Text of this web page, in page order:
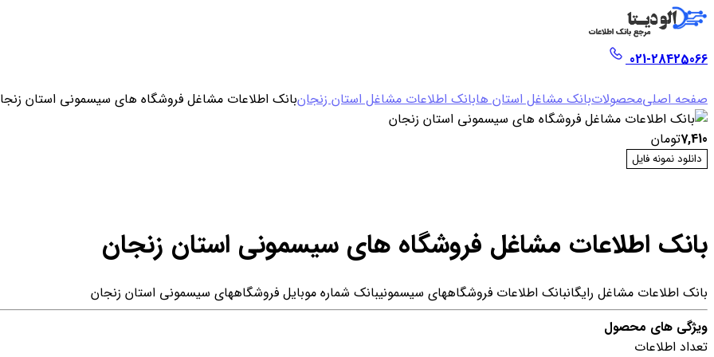
021-28425066
صفحه اصلیمحصولاتبانک مشاغل استان هابانک اطلاعات مشاغل استان زنجانبانک اطلاعات مشاغل فروشگاه های سیسمونی استان
7,410تومان
دانلود نمونه فایل
بانک اطلاعات مشاغل فروشگاه های سیسمونی استان زنجان
بانک اطلاعات مشاغل رایگانبانک اطلاعات فروشگاههای سیسمونیبانک شماره موبایل فروشگاههای سیسمونی استان زنجان
ویژگی های محصول
تعداد اطلاعات